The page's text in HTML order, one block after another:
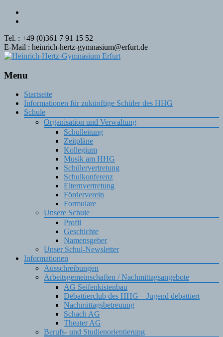
Tel. : +49 (0)361 7 91 15 52
E-Mail : heinrich-hertz-gymnasium@erfurt.de
Menu
Skip
content
Startseite
Informationen für zukünftige Schüler des HHG
Schule
Organisation und Verwaltung
Schulleitung
Zeitpläne
Kollegium
Musik am HHG
Schülervertretung
Schulkonferenz
Elternvertretung
Förderverein
Formulare
Unsere Schule
Profil
Geschichte
Namensgeber
Unser Schul-Newsletter
Informationen
Ausschreibungen
Arbeitsgemeinschaften / Nachmittagsangebote
AG Seifenkistenbau
Debattierclub des HHG – Jugend debattiert
Nachmittagsbetreuung
Schach AG
Theater AG
Berufs- und Studienorientierung